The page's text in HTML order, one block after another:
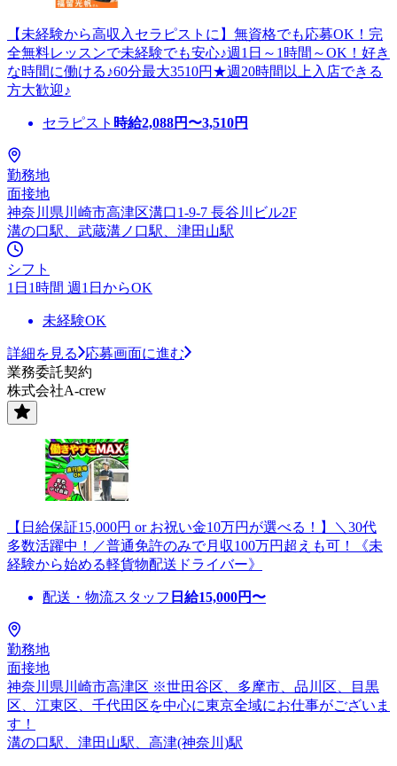
【未経験から高収入セラピストに】無資格でも応募OK！完
全無料レッスンで未経験でも安心♪週1日～1時間～OK！好き
な時間に働ける♪60分最大3510円★週20時間以上入店できる
方大歓迎♪
セラピスト 時給2,088円〜3,510円
勤務地
面接地
神奈川県川崎市高津区溝口1-9-7 長谷川ビル2F
溝の口駅、武蔵溝ノ口駅、津田山駅
シフト
1日1時間 週1日からOK
未経験OK
詳細を見る
応募画面に進む
業務委託契約
株式会社A-crew
【日給保証15,000円 or お祝い金10万円が選べる！】＼30代
多数活躍中！／普通免許のみで月収100万円超えも可！《未
経験から始める軽貨物配送ドライバー》
配送・物流スタッフ 日給15,000円〜
勤務地
面接地
神奈川県川崎市高津区 ※世田谷区、多摩市、品川区、目黒
区、江東区、千代田区を中心に東京全域にお仕事がございま
す！
溝の口駅、津田山駅、高津(神奈川)駅